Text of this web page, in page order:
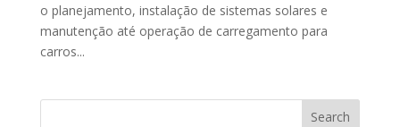
o planejamento, instalação de sistemas solares e
manutenção até operação de carregamento para
carros...
Search